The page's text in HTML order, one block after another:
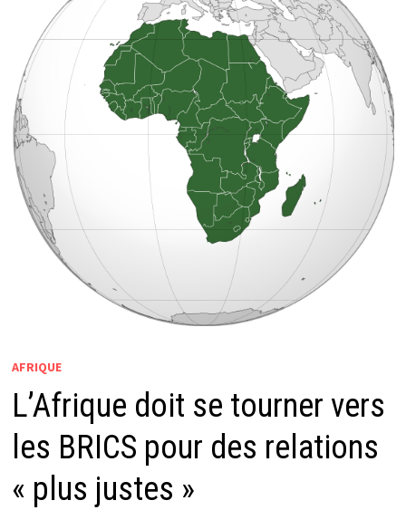
AFRIQUE
L’Afrique doit se tourner vers
les BRICS pour des relations
« plus justes »